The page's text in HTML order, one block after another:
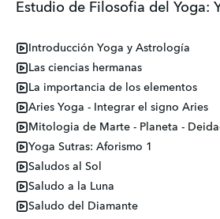
Estudio de Filosofia del Yoga:
Introducción Yoga y Astrología
Las ciencias hermanas
La importancia de los elementos
Aries Yoga - Integrar el signo Aries
Mitologia de Marte - Planeta -
Yoga Sutras: Aforismo 1
Saludos al Sol
Saludo a la Luna
Saludo del Diamante